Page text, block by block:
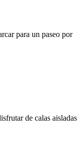
para un paseo por
de calas aisladas